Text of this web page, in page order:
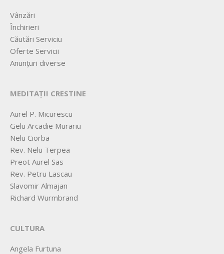
Vânzări
Închirieri
Căutări Serviciu
Oferte Servicii
Anunțuri diverse
MEDITAȚII CRESTINE
Aurel P. Micurescu
Gelu Arcadie Murariu
Nelu Ciorba
Rev. Nelu Terpea
Preot Aurel Sas
Rev. Petru Lascau
Slavomir Almajan
Richard Wurmbrand
CULTURA
Angela Furtuna